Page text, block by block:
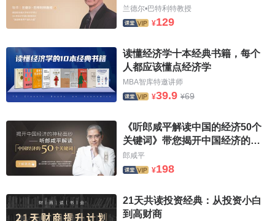
现实的参考意义。
提供了根据。二战以后百业凋敝的日本，美国本想把它变成
美国货的大卖场，鼓励日本开放市场，自由贸易
产省大臣痛哭流涕，要企业界和金融界读一读
治经济学的国民体系》，知道民族工业独立之重要。20世纪
的乐园，那些看着自己的祖国焦虑不安的拉美经 济学家挂在
嘴边的，也是“李斯特，李斯特”。2000年世贸组织西雅图部
长级会议闹得沸反盈天，除了场外那五万名抗议者扰乱人心
外，根本原因是参会国各有所图，都把自己的
有李斯特的口吻。
兰德尔•巴特利特教授
¥129
读懂经济学十本经典书籍，每个
人都应该懂点经济学
MBA智库特邀讲师
¥39.9 ¥69
《听郎咸平解读中国的经济50个
关键词》带您揭开中国经济的神
秘面纱
郎咸平
¥198
21天共读投资经典：从投资小白
到高财商